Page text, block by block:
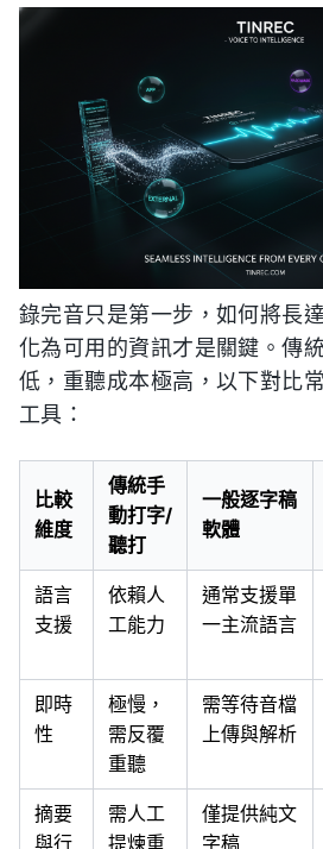
錄完音只是第一步，如何將長
化為可用的資訊才是關鍵。傳
低，重聽成本極高，以下對比
工具：
比較
維度
傳統手
動打字/
聽打
一般逐字稿
軟體
語言
支援
依賴人
工能力
通常支援單
一主流語言
即時
性
極慢，
需反覆
重聽
需等待音檔
上傳與解析
摘要
與行
需人工
提煉重
僅提供純文
字稿